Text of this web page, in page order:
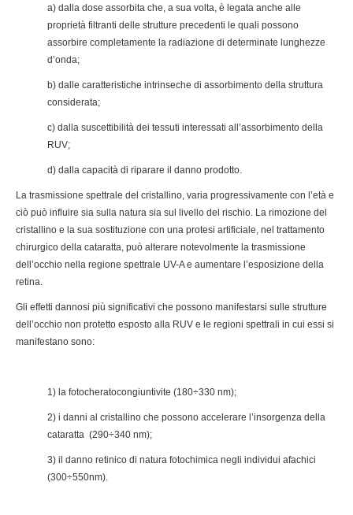
a) dalla dose assorbita che, a sua volta, è legata anche alle
proprietà filtranti delle strutture precedenti le quali possono
assorbire completamente la radiazione di determinate lunghezze
d’onda;
b) dalle caratteristiche intrinseche di assorbimento della struttura
considerata;
c) dalla suscettibilità dei tessuti interessati all’assorbimento della
RUV;
d) dalla capacità di riparare il danno prodotto.
La trasmissione spettrale del cristallino, varia progressivamente con l’età e
ciò può influire sia sulla natura sia sul livello del rischio. La rimozione del
cristallino e la sua sostituzione con una protesi artificiale, nel trattamento
chirurgico della cataratta, può alterare notevolmente la trasmissione
dell’occhio nella regione spettrale UV-A e aumentare l’esposizione della
retina.
Gli effetti dannosi più significativi che possono manifestarsi sulle strutture
dell’occhio non protetto esposto alla RUV e le regioni spettrali in cui essi si
manifestano sono:
1) la fotocheratocongiuntivite (180÷330 nm);
2) i danni al cristallino che possono accelerare l’insorgenza della
cataratta (290÷340 nm);
3) il danno retinico di natura fotochimica negli individui afachici
(300÷550nm).